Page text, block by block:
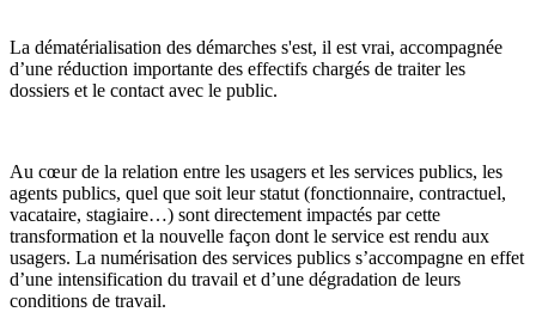
La dématérialisation des démarches s'est, il est vrai, accompagnée
d’une réduction importante des effectifs chargés de traiter les
dossiers et le contact avec le public.
Au cœur de la relation entre les usagers et les services publics, les
agents publics, quel que soit leur statut (fonctionnaire, contractuel,
vacataire, stagiaire…) sont directement impactés par cette
transformation et la nouvelle façon dont le service est rendu aux
usagers. La numérisation des services publics s’accompagne en effet
d’une intensification du travail et d’une dégradation de leurs
conditions de travail.